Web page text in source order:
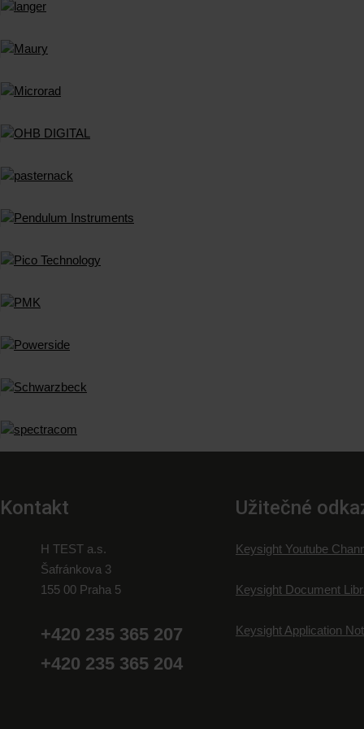
Kontakt
H TEST a.s.
Šafránkova 3
155 00 Praha 5
+420 235 365 207
+420 235 365 204
Užitečné
Keysight Youtube
Keysight Document
Keysight Application